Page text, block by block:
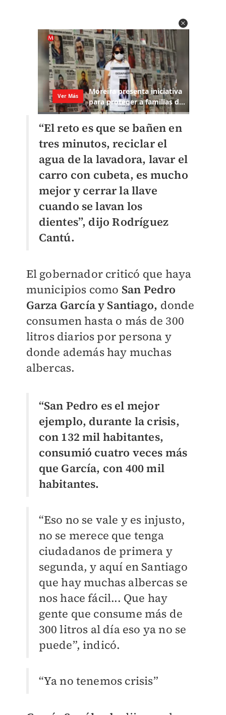
“El reto es que se bañen en
tres minutos, reciclar el
agua de la lavadora, lavar el
carro con cubeta, es mucho
mejor y cerrar la llave
cuando se lavan los
dientes”, dijo Rodríguez
Cantú.
El gobernador criticó que haya
municipios como San Pedro
Garza García y Santiago, donde
consumen hasta o más de 300
litros diarios por persona y
donde además hay muchas
albercas.
“San Pedro es el mejor
ejemplo, durante la crisis,
con 132 mil habitantes,
consumió cuatro veces más
que García, con 400 mil
habitantes.
“Eso no se vale y es injusto,
no se merece que tenga
ciudadanos de primera y
segunda, y aquí en Santiago
que hay muchas albercas se
nos hace fácil... Que hay
gente que consume más de
300 litros al día eso ya no se
puede”, indicó.
“Ya no tenemos crisis”